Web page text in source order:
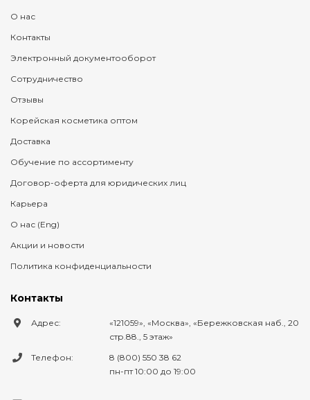
О нас
Контакты
Электронный документооборот
Сотрудничество
Отзывы
Корейская косметика оптом
Доставка
Обучение по ассортименту
Договор-оферта для юридических лиц
Карьера
О нас (Eng)
Акции и новости
Политика конфиденциальности
Контакты
Адрес: 121059 , Москва ,
Бережковская наб., 20
стр.88., 5 этаж
Телефон:
8 (800) 550 38 62
пн-пт 10:00 до 19:00